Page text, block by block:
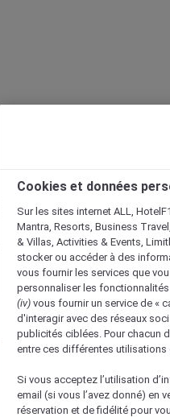
categories
: Parcourir les
Cookies et données
Sur les sites internet ALL,
Mantra, Resorts, Business
& Villas, Activities & Events,
stocker ou accéder à des
vous fournir les services que
personnaliser les
(iv) vous fournir un service de «
d'interagir avec des réseaux
publicités ciblées. Pour chacun
entre ces différentes utilisations
Si vous acceptez l’utilisation
email (si vous l’avez donné) en
réservation et de fidélité pour